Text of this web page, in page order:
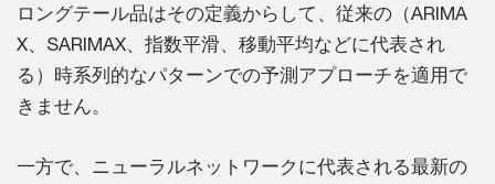
ロングテール品はその定義からして、従来の（ARIMA
X、SARIMAX、指数平滑、移動平均などに代表され
る）時系列的なパターンでの予測アプローチを適用で
きません。
一方で、ニューラルネットワークに代表される最新の